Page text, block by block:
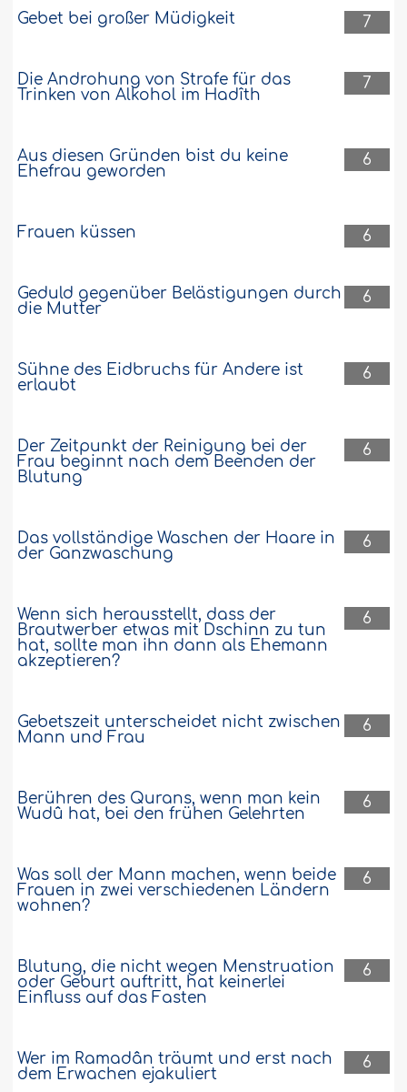
7
Gebet bei großer Müdigkeit
7
Die Androhung von Strafe für das
Trinken von Alkohol im Hadîth
6
Aus diesen Gründen bist du keine
Ehefrau geworden
6
Frauen küssen
6
Geduld gegenüber Belästigungen durch
die Mutter
6
Sühne des Eidbruchs für Andere ist
erlaubt
6
Der Zeitpunkt der Reinigung bei der
Frau beginnt nach dem Beenden der
Blutung
6
Das vollständige Waschen der Haare in
der Ganzwaschung
6
Wenn sich herausstellt, dass der
Brautwerber etwas mit Dschinn zu tun
hat, sollte man ihn dann als Ehemann
akzeptieren?
6
Gebetszeit unterscheidet nicht zwischen
Mann und Frau
6
Berühren des Qurans, wenn man kein
Wudû hat, bei den frühen Gelehrten
6
Was soll der Mann machen, wenn beide
Frauen in zwei verschiedenen Ländern
wohnen?
6
Blutung, die nicht wegen Menstruation
oder Geburt auftritt, hat keinerlei
Einfluss auf das Fasten
6
Wer im Ramadân träumt und erst nach
dem Erwachen ejakuliert